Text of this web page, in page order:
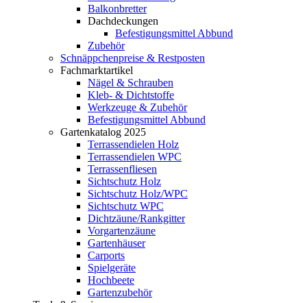
Balkonbretter
Dachdeckungen
Befestigungsmittel Abbund
Zubehör
Schnäppchenpreise & Restposten
Fachmarktartikel
Nägel & Schrauben
Kleb- & Dichtstoffe
Werkzeuge & Zubehör
Befestigungsmittel Abbund
Gartenkatalog 2025
Terrassendielen Holz
Terrassendielen WPC
Terrassenfliesen
Sichtschutz Holz
Sichtschutz Holz/WPC
Sichtschutz WPC
Dichtzäune/Rankgitter
Vorgartenzäune
Gartenhäuser
Carports
Spielgeräte
Hochbeete
Gartenzubehör